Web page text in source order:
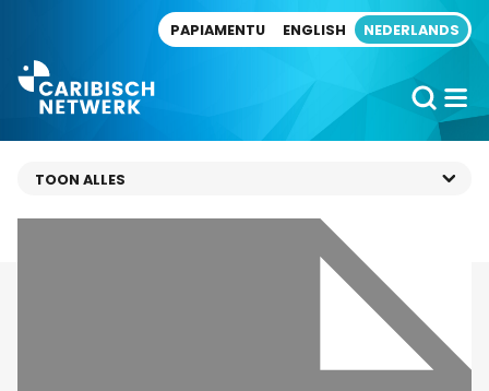
PAPIAMENTU ENGLISH NEDERLANDS